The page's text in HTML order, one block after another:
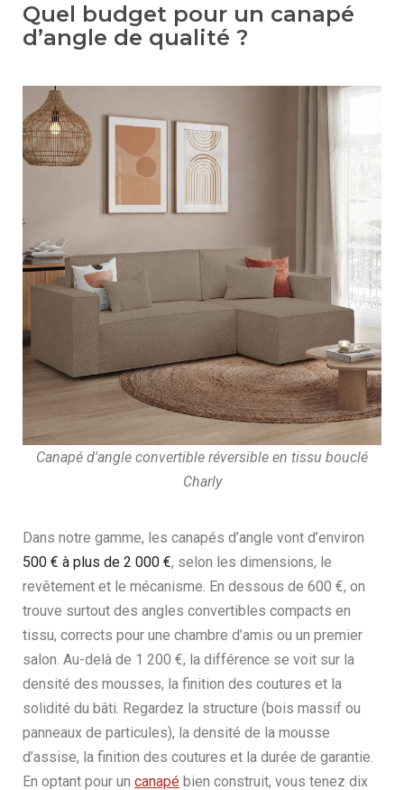
Quel budget pour un canapé
d’angle de qualité ?
Canapé d'angle convertible réversible en tissu bouclé
Charly
Dans notre gamme, les canapés d’angle vont d’environ
500 € à plus de 2 000 €, selon les dimensions, le
revêtement et le mécanisme. En dessous de 600 €, on
trouve surtout des angles convertibles compacts en
tissu, corrects pour une chambre d’amis ou un premier
salon. Au-delà de 1 200 €, la différence se voit sur la
densité des mousses, la finition des coutures et la
solidité du bâti. Regardez la structure (bois massif ou
panneaux de particules), la densité de la mousse
d’assise, la finition des coutures et la durée de garantie.
En optant pour un canapé bien construit, vous tenez dix